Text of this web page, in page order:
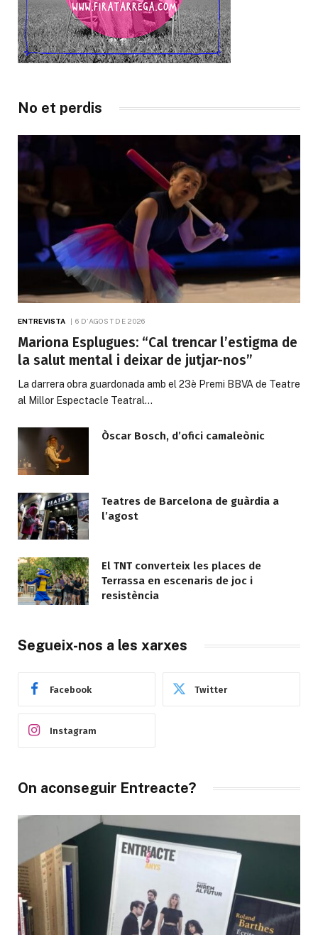
No et perdis
ENTREVISTA 6 D'AGOST DE 2026
Mariona Esplugues: “Cal trencar l’estigma de
la salut mental i deixar de jutjar-nos”
La darrera obra guardonada amb el 23è Premi BBVA de Teatre
al Millor Espectacle Teatral…
Òscar Bosch, d’ofici camaleònic
Teatres de Barcelona de guàrdia a
l’agost
El TNT converteix les places de
Terrassa en escenaris de joc i
resistència
Segueix-nos a les xarxes
Facebook Twitter
Instagram
On aconseguir Entreacte?